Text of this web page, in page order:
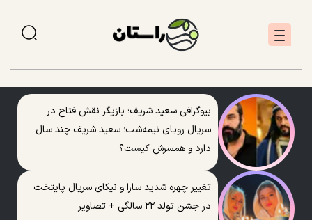
بیوگرافی سعید شریف؛ بازیگر نقش فتاح در
سریال رویای نیمه‌شب؛ سعید شریف چند سال
دارد و همسرش کیست؟
تغییر چهره شدید سارا و نیکای سریال پایتخت
در جشن تولد ۲۲ سالگی + تصاویر